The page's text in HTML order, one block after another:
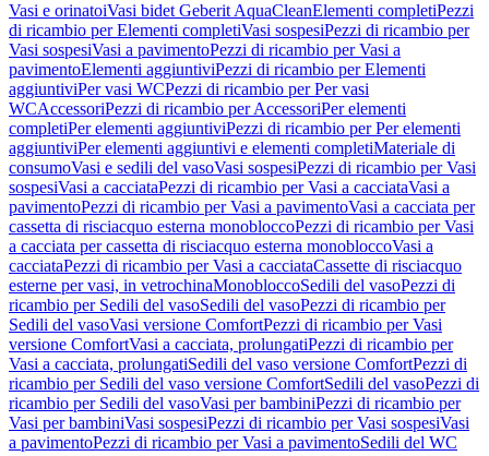
Vasi e orinatoiVasi bidet Geberit AquaCleanElementi completiPezzi
di ricambio per Elementi completiVasi sospesiPezzi di ricambio per
Vasi sospesiVasi a pavimentoPezzi di ricambio per Vasi a
pavimentoElementi aggiuntiviPezzi di ricambio per Elementi
aggiuntiviPer vasi WCPezzi di ricambio per Per vasi
WCAccessoriPezzi di ricambio per AccessoriPer elementi
completiPer elementi aggiuntiviPezzi di ricambio per Per elementi
aggiuntiviPer elementi aggiuntivi e elementi completiMateriale di
consumoVasi e sedili del vasoVasi sospesiPezzi di ricambio per Vasi
sospesiVasi a cacciataPezzi di ricambio per Vasi a cacciataVasi a
pavimentoPezzi di ricambio per Vasi a pavimentoVasi a cacciata per
cassetta di risciacquo esterna monobloccoPezzi di ricambio per Vasi
a cacciata per cassetta di risciacquo esterna monobloccoVasi a
cacciataPezzi di ricambio per Vasi a cacciataCassette di risciacquo
esterne per vasi, in vetrochinaMonobloccoSedili del vasoPezzi di
ricambio per Sedili del vasoSedili del vasoPezzi di ricambio per
Sedili del vasoVasi versione ComfortPezzi di ricambio per Vasi
versione ComfortVasi a cacciata, prolungatiPezzi di ricambio per
Vasi a cacciata, prolungatiSedili del vaso versione ComfortPezzi di
ricambio per Sedili del vaso versione ComfortSedili del vasoPezzi di
ricambio per Sedili del vasoVasi per bambiniPezzi di ricambio per
Vasi per bambiniVasi sospesiPezzi di ricambio per Vasi sospesiVasi
a pavimentoPezzi di ricambio per Vasi a pavimentoSedili del WC